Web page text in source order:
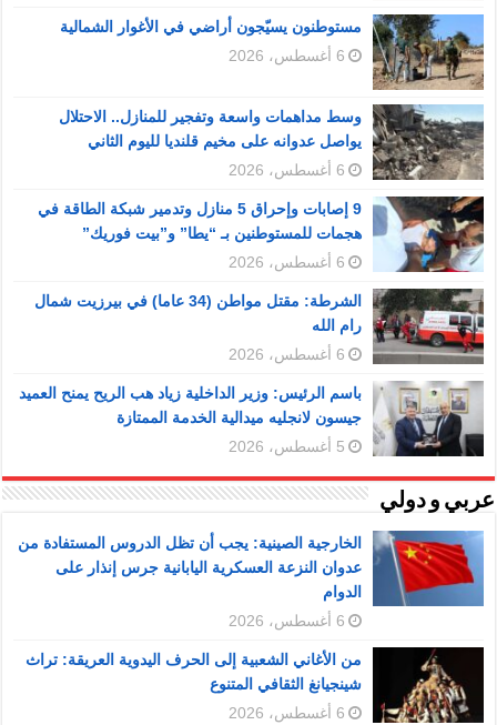
مستوطنون يسيّجون أراضي في الأغوار الشمالية
6 أغسطس، 2026
وسط مداهمات واسعة وتفجير للمنازل.. الاحتلال
يواصل عدوانه على مخيم قلنديا لليوم الثاني
6 أغسطس، 2026
9 إصابات وإحراق 5 منازل وتدمير شبكة الطاقة في
هجمات للمستوطنين بـ “يطا” و”بيت فوريك”
6 أغسطس، 2026
الشرطة: مقتل مواطن (34 عاما) في بيرزيت شمال
رام الله
6 أغسطس، 2026
باسم الرئيس: وزير الداخلية زياد هب الريح يمنح العميد
جيسون لانجليه ميدالية الخدمة الممتازة
5 أغسطس، 2026
عربي و دولي
الخارجية الصينية: يجب أن تظل الدروس المستفادة من
عدوان النزعة العسكرية اليابانية جرس إنذار على
الدوام
6 أغسطس، 2026
من الأغاني الشعبية إلى الحرف اليدوية العريقة: تراث
شينجيانغ الثقافي المتنوع
6 أغسطس، 2026